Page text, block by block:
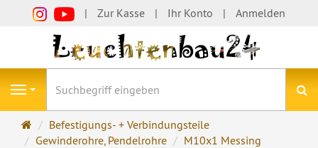
Zur Kasse Ihr Konto Anmelden
Navigation
Startseite
Befestigungs- + Verbindungsteile
Gewinderohre, Pendelrohre
M10x1 Messing